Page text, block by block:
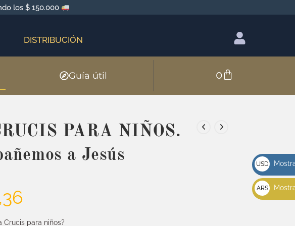
los $ 150.000
DISTRIBUCIÓN
Guía útil 0
PARA NIÑOS.
a Jesús
Crucis para niños?
USD
u$s
ARS
$